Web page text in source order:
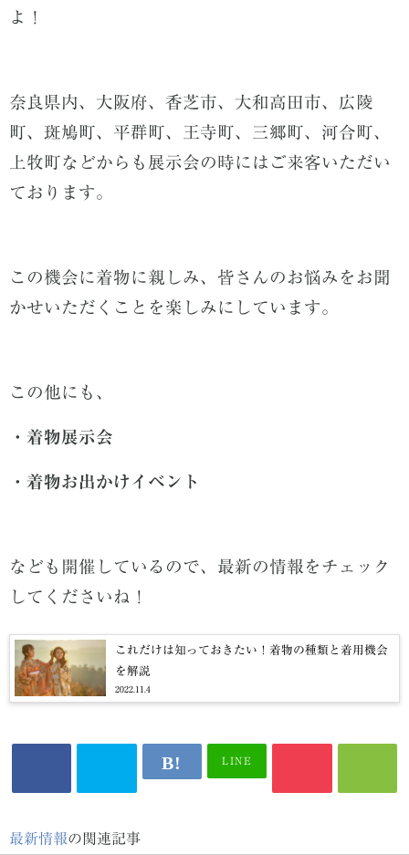
よ！
奈良県内、大阪府、香芝市、大和高田市、広陵
町、斑鳩町、平群町、王寺町、三郷町、河合町、
上牧町などからも展示会の時にはご来客いただい
ております。
この機会に着物に親しみ、皆さんのお悩みをお聞
かせいただくことを楽しみにしています。
この他にも、
・着物展示会
・着物お出かけイベント
なども開催しているので、最新の情報をチェック
してくださいね！
これだけは知っておきたい！着物の種類と着用機会
を解説
2022.11.4
LINE
最新情報の関連記事